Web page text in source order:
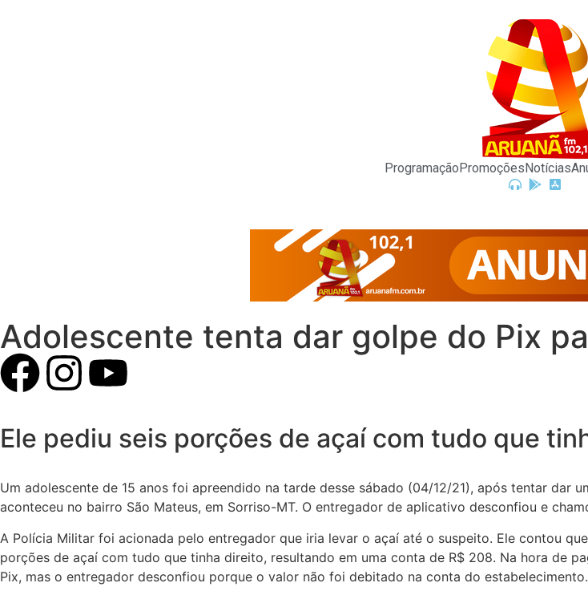
ProgramaçãoPromoçõesNotícias
Adolescente tenta dar golpe do Pix
Ele pediu seis porções de açaí com tudo que
Um adolescente de 15 anos foi apreendido na tarde desse sábado (04/12/21), após tentar
aconteceu no bairro São Mateus, em Sorriso-MT. O entregador de aplicativo desconfiou e
A Polícia Militar foi acionada pelo entregador que iria levar o açaí até o suspeito. Ele contou
porções de açaí com tudo que tinha direito, resultando em uma conta de R$ 208. Na hora de
Pix, mas o entregador desconfiou porque o valor não foi debitado na conta do estabelecimento.